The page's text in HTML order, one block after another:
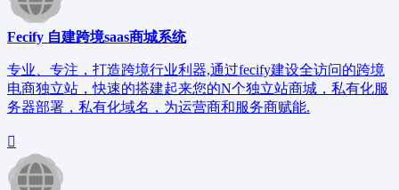
Fecify 自建跨境saas商城系统
专业、专注，打造跨境行业利器,通过fecify建设全访问的跨境
电商独立站，快速的搭建起来您的N个独立站商城，私有化服
务器部署，私有化域名，为运营商和服务商赋能.